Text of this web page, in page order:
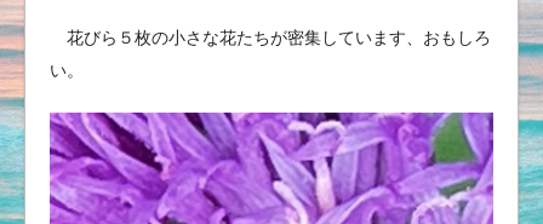
花びら５枚の小さな花たちが密集しています、おもしろ
い。